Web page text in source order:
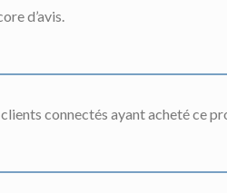
d’avis.
clients connectés ayant acheté ce